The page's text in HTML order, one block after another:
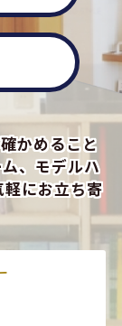
かめること
、モデルハ
にお立ち寄